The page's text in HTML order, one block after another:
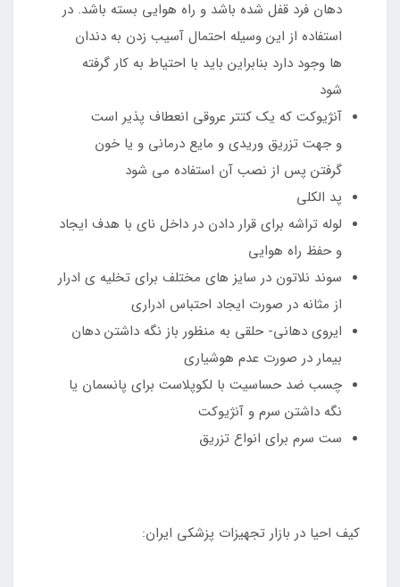
دهان فرد قفل شده باشد و راه هوایی بسته باشد. در
استفاده از این وسیله احتمال آسیب زدن به دندان
ها وجود دارد بنابراین باید با احتیاط به کار گرفته
شود
آنژیوکت که یک کتتر عروقی انعطاف پذیر است
و جهت تزریق وریدی و مایع درمانی و یا خون
گرفتن پس از نصب آن استفاده می شود
پد الکلی
لوله تراشه برای قرار دادن در داخل نای با هدف ایجاد
و حفظ راه هوایی
سوند نلاتون در سایز های مختلف برای تخلیه ی ادرار
از مثانه در صورت ایجاد احتباس ادراری
ایروی دهانی- حلقی به منظور باز نگه داشتن دهان
بیمار در صورت عدم هوشیاری
چسب ضد حساسیت با لکوپلاست برای پانسمان یا
نگه داشتن سرم و آنژیوکت
ست سرم برای انواع تزریق
کیف احیا در بازار تجهیزات پزشکی ایران: